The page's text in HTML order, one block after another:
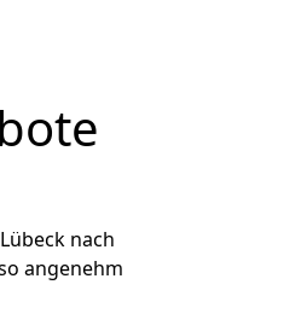
nach
angenehm